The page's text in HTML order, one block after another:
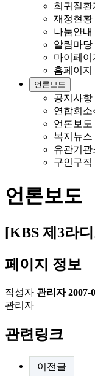
희귀질환
재정현황
나눔안내
알림마당
마이페이
홈페이지
언론보도
공지사항
연합회소
언론보도
복지뉴스
유관기관
구인구직
언론보도
[KBS 제3라
페이지 정보
작성자 관리자 2007-
관리자
관련링크
이전글